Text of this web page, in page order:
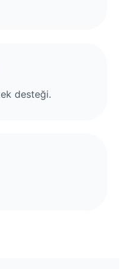
desteği.